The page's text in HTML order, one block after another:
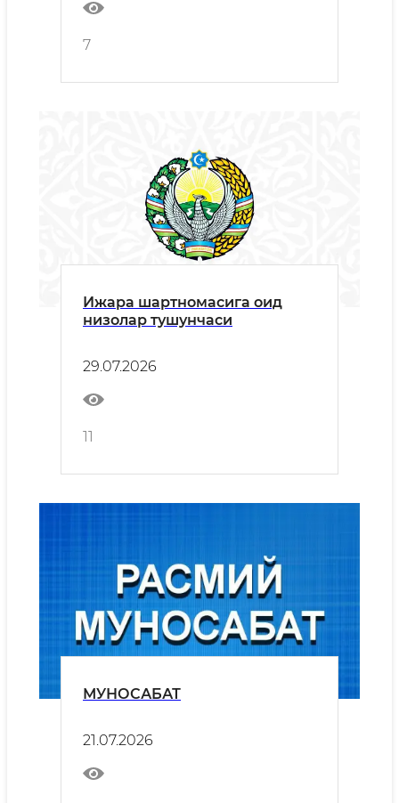
МАЖМУАЛАРИНИ
ҚУРИЛИШИ ЮЗАСИДАН
МУРОЖААТИ
7
Ижара шартномасига оид
низолар тушунчаси
29.07.2026
11
МУНОСАБАТ
21.07.2026